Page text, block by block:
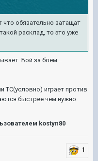
что обязательно затащат
расклад, то это уже
Бой за боем...
ТС(условно) играет против
быстрее чем нужно
kostyn80
1